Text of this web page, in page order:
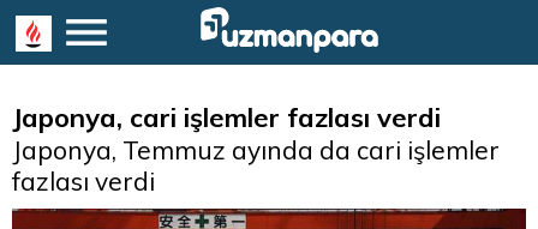
Japonya, cari işlemler fazlası verdi
Japonya, Temmuz ayında da cari işlemler
fazlası verdi